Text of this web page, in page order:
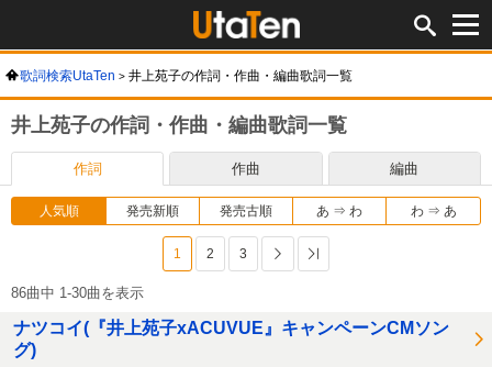
歌詞検索UtaTen 井上苑子の作詞・作曲・編曲歌詞一覧
井上苑子の作詞・作曲・編曲歌詞一覧
作詞 作曲 編曲
人気順 発売新順 発売古順 あ ⇒ わ わ ⇒ あ
1 2 3 次へ
86曲中 1-30曲を表示
ナツコイ(『井上苑子xACUVUE』キャンペーンCMソン
グ)